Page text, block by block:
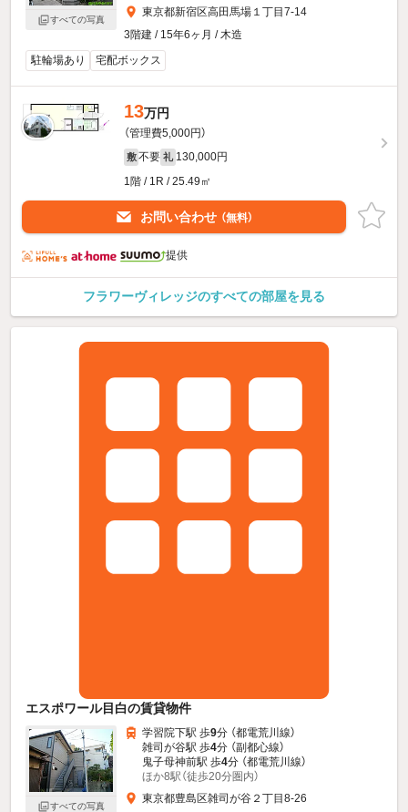
すべての写真
東京都新宿区高田馬場１丁目7-14
3階建 / 15年6ヶ月 / 木造
駐輪場あり
宅配ボックス
13万円
（管理費5,000円）
敷 不要 礼 130,000円
1階 / 1R / 25.49㎡
お問い合わせ （無料）
提供
フラワーヴィレッジのすべての部屋を見る
エスポワール目白の賃貸物件
すべての写真
学習院下駅 歩9分 （都電荒川線）
雑司が谷駅 歩4分 （副都心線）
鬼子母神前駅 歩4分 （都電荒川線）
ほか8駅（徒歩20分圏内）
東京都豊島区雑司が谷２丁目8-26